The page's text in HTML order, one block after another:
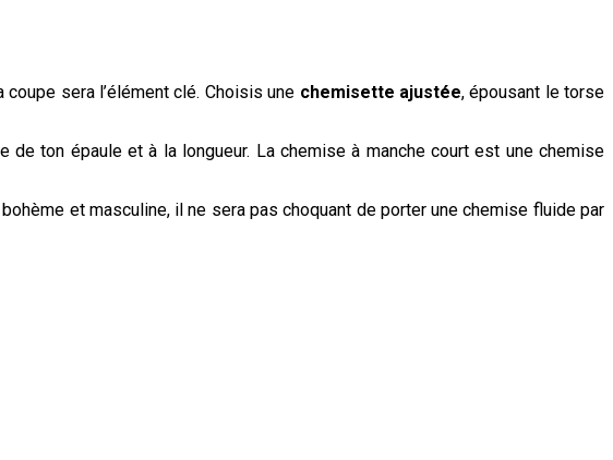
sera l’élément clé. Choisis une chemisette ajustée, épousant le torse
de ton épaule et à la longueur. La chemise à manche court est une chemise
et masculine, il ne sera pas choquant de porter une chemise fluide par